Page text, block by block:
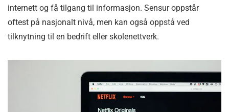
internett og få tilgang til informasjon. Sensur oppstår
oftest på nasjonalt nivå, men kan også oppstå ved
tilknytning til en bedrift eller skolenettverk.